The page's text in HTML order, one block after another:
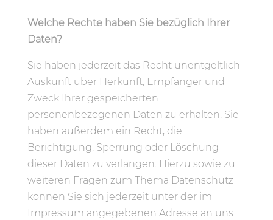
Welche Rechte haben Sie bezüglich Ihrer
Daten?
Sie haben jederzeit das Recht unentgeltlich
Auskunft über Herkunft, Empfänger und
Zweck Ihrer gespeicherten
personenbezogenen Daten zu erhalten. Sie
haben außerdem ein Recht, die
Berichtigung, Sperrung oder Löschung
dieser Daten zu verlangen. Hierzu sowie zu
weiteren Fragen zum Thema Datenschutz
können Sie sich jederzeit unter der im
Impressum angegebenen Adresse an uns